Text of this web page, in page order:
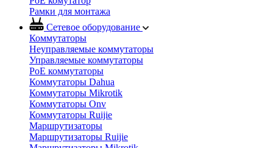
Рамки для монтажа
Сетевое оборудование
Коммутаторы
Неуправляемые коммутаторы
Управляемые коммутаторы
PoE коммутаторы
Коммутаторы Dahua
Коммутаторы Mikrotik
Коммутаторы Onv
Коммутаторы Ruijie
Маршрутизаторы
Маршрутизаторы Ruijie